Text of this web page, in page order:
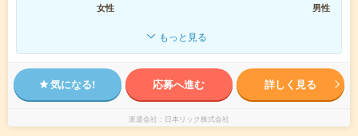
女性
男性
もっと見る
気になる! 応募へ進む 詳しく見る
派遣会社 日本リック株式会社